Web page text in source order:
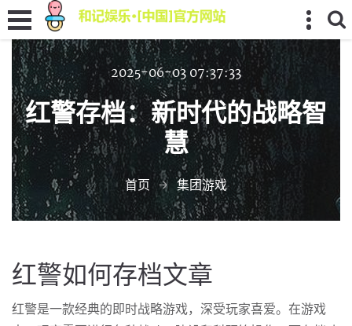
2025-06-03 07:37:33
红警存档：新时代的战略智
慧
首页 集团游戏
红警如何存档文章
红警是一款经典的即时战略游戏，深受玩家喜爱。在游戏